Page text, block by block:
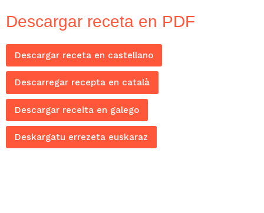
Descargar receta en PDF
Descargar receta en castellano
Descarregar recepta en català
Descargar receita en galego
Deskargatu errezeta euskaraz